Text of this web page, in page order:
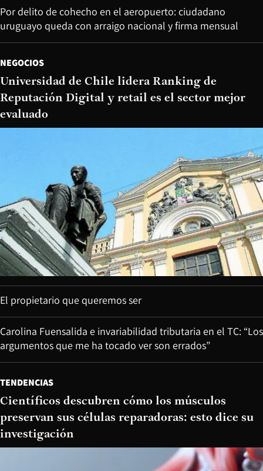
Por delito de cohecho en el aeropuerto: ciudadano
uruguayo queda con arraigo nacional y firma mensual
NEGOCIOS
Universidad de Chile lidera Ranking de
Reputación Digital y retail es el sector mejor
evaluado
El propietario que queremos ser
Carolina Fuensalida e invariabilidad tributaria en el TC: “Los
argumentos que me ha tocado ver son errados”
TENDENCIAS
Científicos descubren cómo los músculos
preservan sus células reparadoras: esto dice su
investigación